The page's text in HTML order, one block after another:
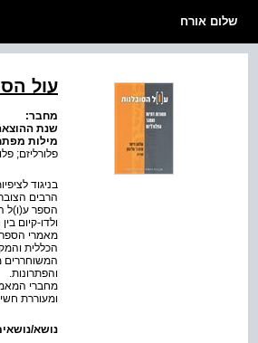
שלום אורח
עול
מחבר:
שנת
מילות
פלורליזם;
הרבים
הספר ע(ו)ל
ולדו-קיום
מאמרי הספר
הכללית
המשוחררים
והפתרונות.
מחברי
ומעוררת
נושא/